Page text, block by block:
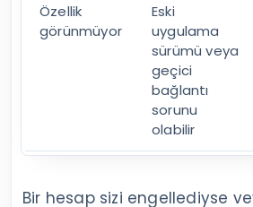
Özellik
görünmüyor
Eski
uygulama
sürümü veya
geçici
bağlantı
sorunu
olabilir
Bir hesap sizi engellediyse